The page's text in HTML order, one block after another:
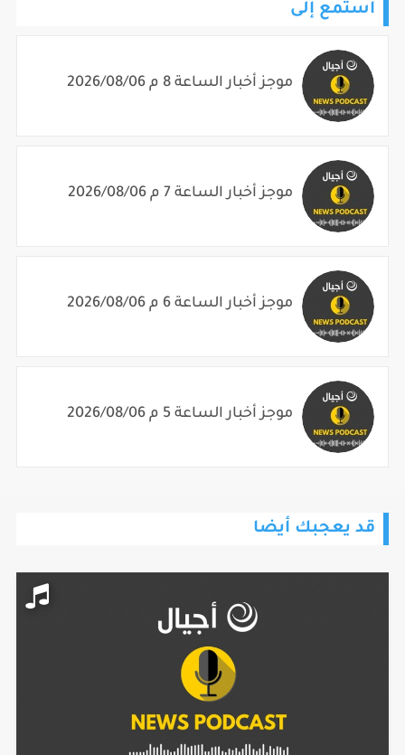
استمع إلى
موجز أخبار الساعة 8 م 2026/08/06
موجز أخبار الساعة 7 م 2026/08/06
موجز أخبار الساعة 6 م 2026/08/06
موجز أخبار الساعة 5 م 2026/08/06
قد يعجبك أيضا